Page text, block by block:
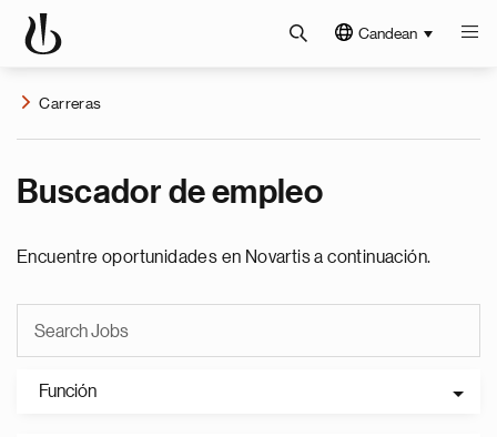
Candean
Carreras
Buscador de empleo
Encuentre oportunidades en Novartis a continuación.
Función